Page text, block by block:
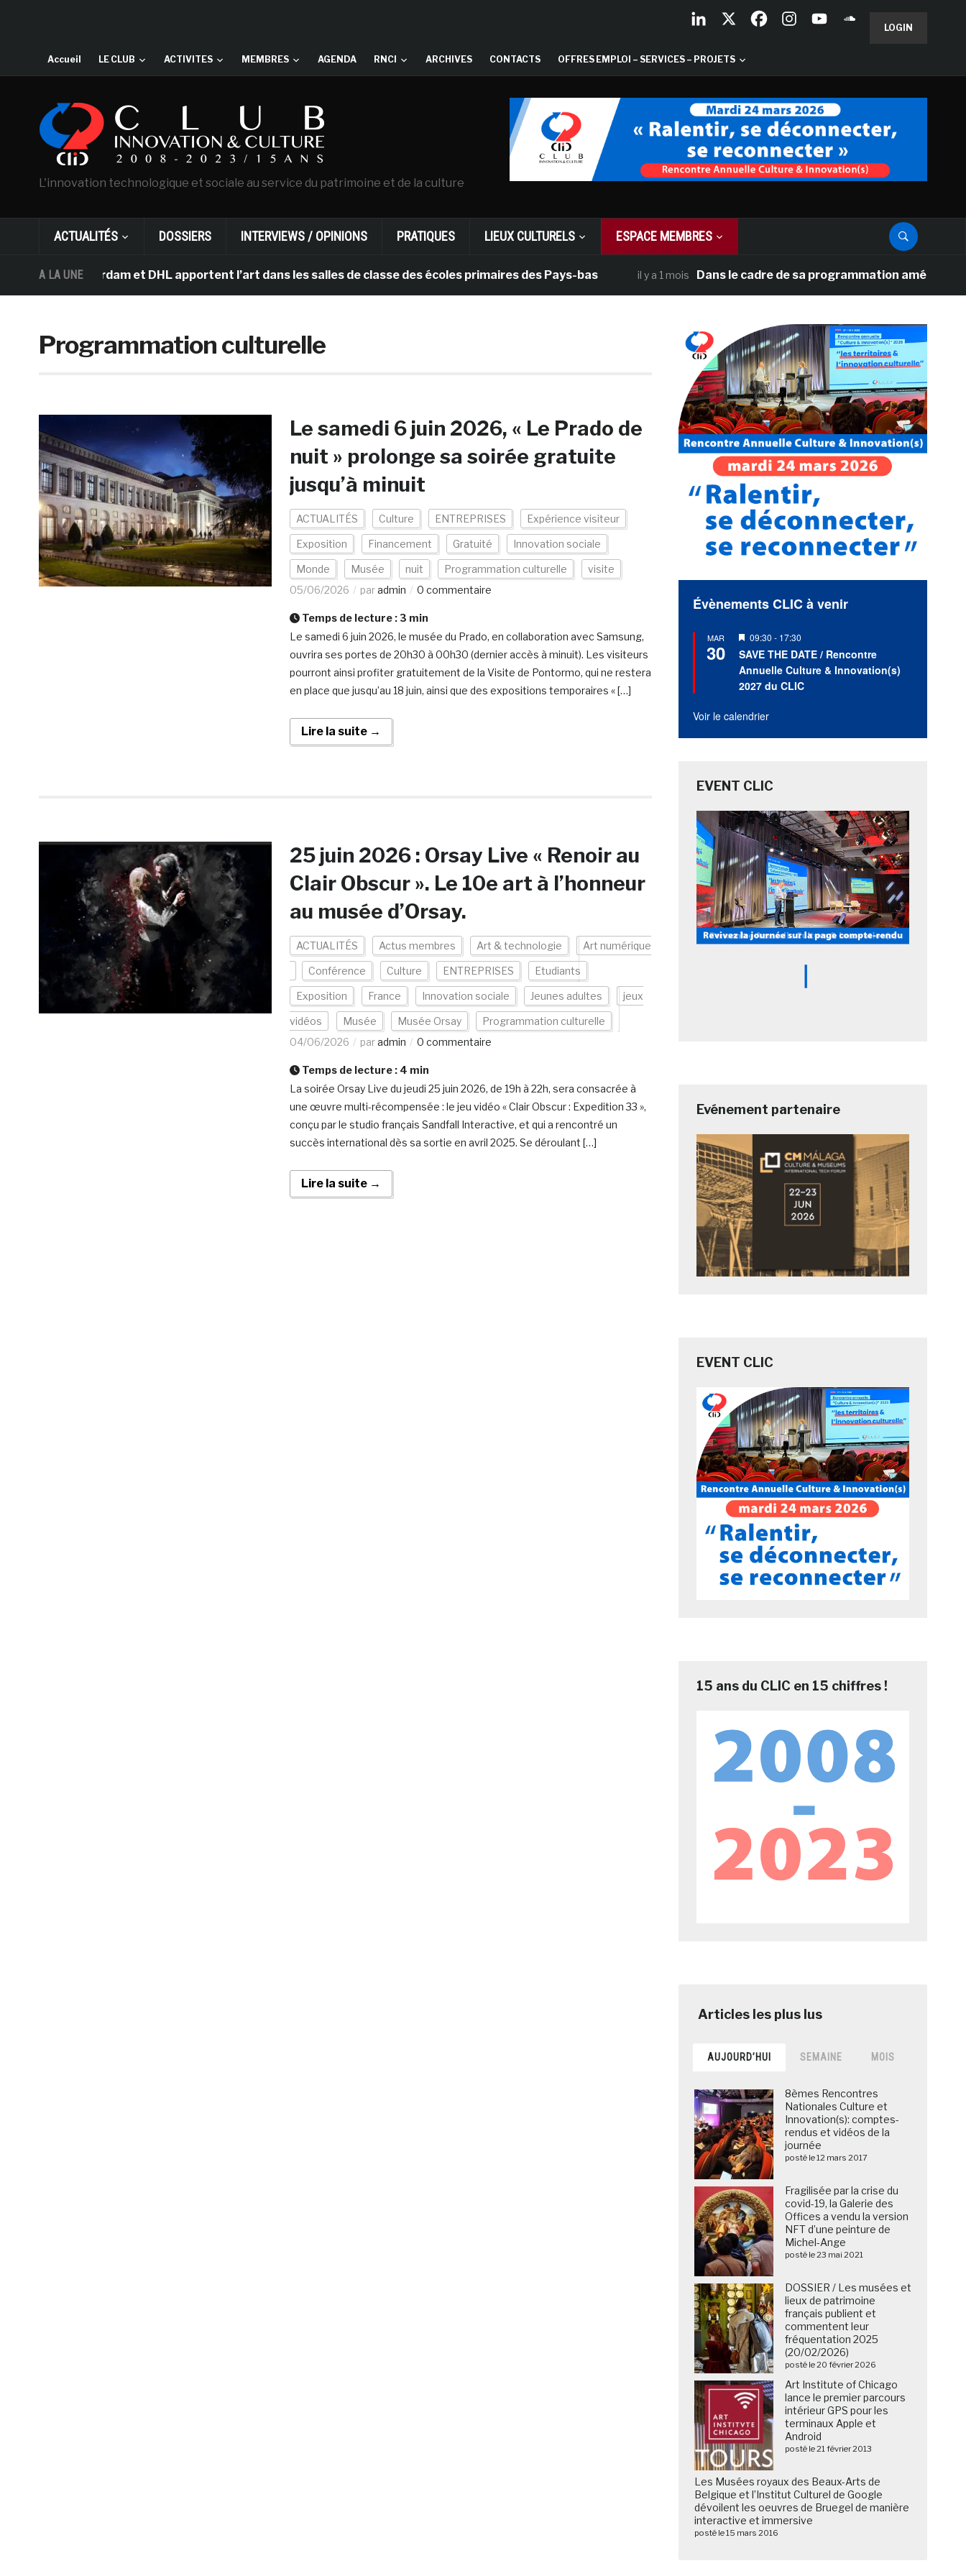
LOGIN
Accueil LE CLUB ACTIVITES MEMBRES AGENDA RNCI ARCHIVES CONTACTS OFFRES EMPLOI – SERVICES – PROJETS
L'innovation technologique et sociale au service du patrimoine et de la culture
ACTUALITÉS DOSSIERS INTERVIEWS / OPINIONS PRATIQUES LIEUX CULTURELS ESPACE MEMBRES
A LA UNE
d’Amsterdam et DHL apportent l’art dans les salles de classe des écoles primaires des Pays-bas il y a 1 mois Dans le cadre de sa programmation américaine,
Programmation culturelle
Le samedi 6 juin 2026, « Le Prado de
nuit » prolonge sa soirée gratuite
jusqu’à minuit
ACTUALITÉS Culture ENTREPRISES Expérience visiteur
Exposition Financement Gratuité Innovation sociale
Monde Musée nuit Programmation culturelle
visite
05/06/2026
paradmin 0 commentaire
Temps de lecture : 3 min
Le samedi 6 juin 2026, le musée du Prado, en collaboration avec Samsung,
ouvrira ses portes de 20h30 à 00h30 (dernier accès à minuit). Les visiteurs
pourront ainsi profiter gratuitement de la Visite de Pontormo, qui ne restera
en place que jusqu’au 18 juin, ainsi que des expositions temporaires « […]
Lire la suite →
25 juin 2026 : Orsay Live « Renoir au
Clair Obscur ». Le 10e art à l’honneur
au musée d’Orsay.
ACTUALITÉS Actus membres Art & technologie Art numérique
Conférence Culture ENTREPRISES Etudiants
Exposition France Innovation sociale Jeunes adultes jeux
vidéos Musée Musée Orsay
Programmation culturelle
04/06/2026
paradmin 0 commentaire
Temps de lecture : 4 min
La soirée Orsay Live du jeudi 25 juin 2026, de 19h à 22h, sera consacrée à
une œuvre multi-récompensée : le jeu vidéo « Clair Obscur : Expedition 33 »,
conçu par le studio français Sandfall Interactive, et qui a rencontré un
succès international dès sa sortie en avril 2025. Se déroulant […]
Lire la suite →
Évènements CLIC à venir
MAR
30
Mis
en
avant
09:30 - 17:30
SAVE THE DATE / Rencontre
Annuelle Culture & Innovation(s)
2027 du CLIC
Voir le calendrier
EVENT CLIC
Evénement partenaire
EVENT CLIC
15 ans du CLIC en 15 chiffres !
AUJOURD’HUI SEMAINE MOIS
8èmes Rencontres
Nationales Culture et
Innovation(s): comptes-
rendus et vidéos de la
journée
posté le 12 mars 2017
Fragilisée par la crise du
covid-19, la Galerie des
Offices a vendu la version
NFT d’une peinture de
Michel-Ange
posté le 23 mai 2021
DOSSIER / Les musées et
lieux de patrimoine
français publient et
commentent leur
fréquentation 2025
(20/02/2026)
posté le 20 février 2026
Art Institute of Chicago
lance le premier parcours
intérieur GPS pour les
terminaux Apple et
Android
posté le 21 février 2013
Les Musées royaux des Beaux-Arts de
Belgique et l’Institut Culturel de Google
dévoilent les oeuvres de Bruegel de manière
interactive et immersive
posté le 15 mars 2016